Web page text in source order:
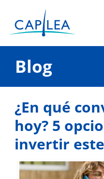
contenido
Blog
¿En qué
hoy? 5
invertir